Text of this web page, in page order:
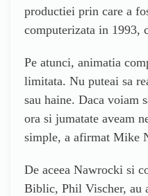
productiei prin care a
computerizata in 1993,
Pe atunci, animatia
limitata. Nu puteai sa
sau haine. Daca voiam
ora si jumatate aveam
simple, a afirmat Mike
De aceea Nawrocki si
Biblic, Phil Vischer, au